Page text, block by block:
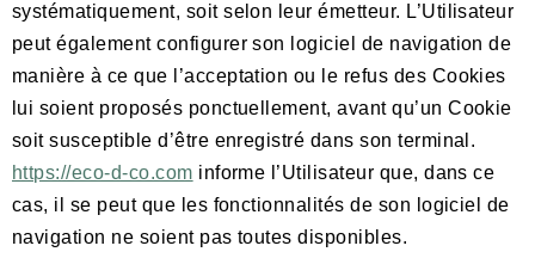
systématiquement, soit selon leur émetteur. L’Utilisateur
peut également configurer son logiciel de navigation de
manière à ce que l’acceptation ou le refus des Cookies
lui soient proposés ponctuellement, avant qu’un Cookie
soit susceptible d’être enregistré dans son terminal.
https://eco-d-co.com informe l’Utilisateur que, dans ce
cas, il se peut que les fonctionnalités de son logiciel de
navigation ne soient pas toutes disponibles.